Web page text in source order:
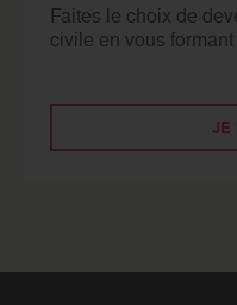
Faites le choix de
civile en vous
JE